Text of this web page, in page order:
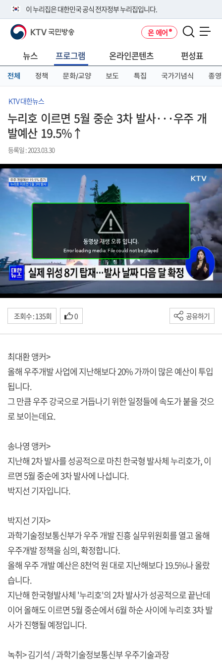
이 누리집은 대한민국 공식 전자정부 누리집입니다.
공식 누리집 주소 확인하기
니다.
이밖에 or.kr 또는 .kr등 다른 도메인 주소를 사용하고 있다면 아래 URL에
서 도메인 주소를 확인해 보세요
KTV 국민방송 온 에어
뉴스 프로그램 온라인콘텐츠 편성표
전체 정책 문화/교양 보도 특집 국가기념식 종영
KTV 대한뉴스
누리호 이르면 5월 중순 3차 발사···우주 개
발예산 19.5%↑
등록일 : 2023.03.30
조회수 : 135회 0 공유하기
최대환 앵커>
올해 우주개발 사업에 지난해보다 20% 가까이 많은 예산이 투입
됩니다.
그 만큼 우주 강국으로 거듭나기 위한 일정들에 속도가 붙을 것으
로 보이는데요.
송나영 앵커>
지난해 2차 발사를 성공적으로 마친 한국형 발사체 누리호가, 이
르면 5월 중순에 3차 발사에 나섭니다.
박지선 기자입니다.
박지선 기자>
과학기술정보통신부가 우주 개발 진흥 실무위원회를 열고 올해
우주개발 정책을 심의, 확정합니다.
올해 우주 개발 예산은 8천억 원 대로 지난해보다 19.5%나 올랐
습니다.
지난해 한국형발사체 '누리호'의 2차 발사가 성공적으로 끝난데
이어 올해도 이르면 5월 중순에서 6월 하순 사이에 누리호 3차 발
사가 진행될 예정입니다.
녹취> 김기석 / 과학기술정보통신부 우주기술과장